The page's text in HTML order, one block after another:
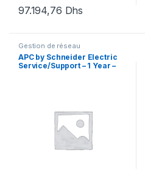
97.194,76 Dhs
Gestion de réseau
APC by Schneider Electric
Service/Support – 1 Year –